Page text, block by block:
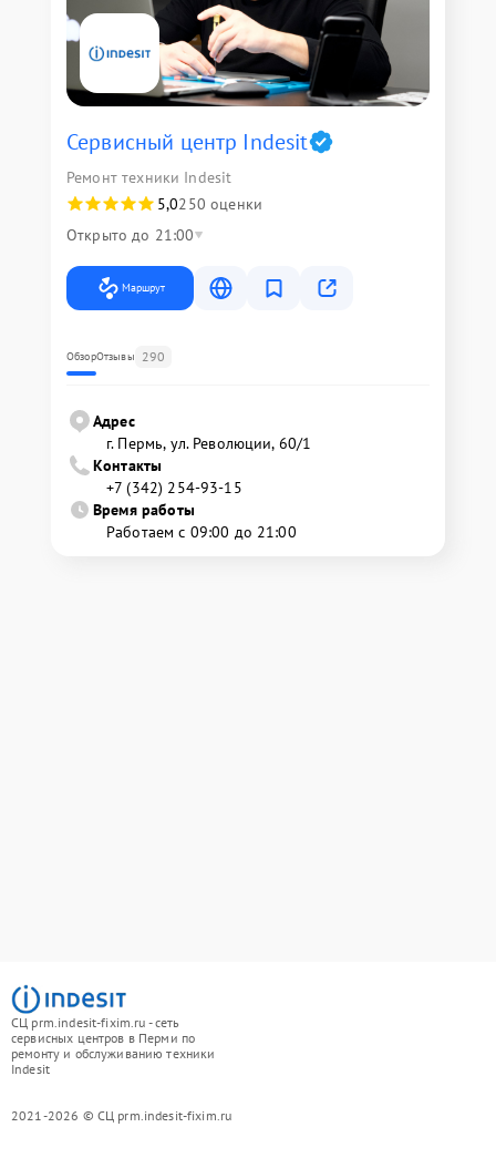
Сервисный центр Indesit
Ремонт техники Indesit
5,0250 оценки
Открыто до 21:00
Маршрут
ОбзорОтзывы 290
Адрес
г. Пермь, ул. ​Революции, 60/1
Контакты
+7 (342) 254-93-15
Время работы
Работаем с 09:00 до 21:00
СЦ prm.indesit-fixim.ru - сеть
сервисных центров в Перми по
ремонту и обслуживанию техники
Indesit
2021-2026 © СЦ prm.indesit-fixim.ru